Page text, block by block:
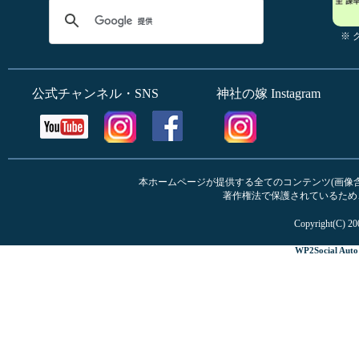
※
公式チャンネル・SNS 神社の嫁 Instagram
本ホームページが提供する全てのコンテンツ(画
著作権法で保護されているた
Copyright(C)
WP2Social